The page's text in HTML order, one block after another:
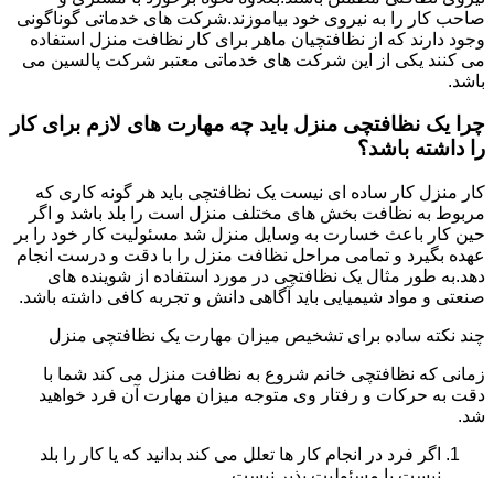
صاحب کار را به نیروی خود بیاموزند.شرکت های خدماتی گوناگونی
وجود دارند که از نظافتچیان ماهر برای کار نظافت منزل استفاده
می کنند یکی از این شرکت های خدماتی معتبر شرکت پالسین می
باشد.
چرا یک نظافتچی منزل باید چه مهارت های لازم برای کار
را داشته باشد؟
کار منزل کار ساده ای نیست یک نظافتچی باید هر گونه کاری که
مربوط به نظافت بخش های مختلف منزل است را بلد باشد و اگر
حین کار باعث خسارت به وسایل منزل شد مسئولیت کار خود را بر
عهده بگیرد و تمامی مراحل نظافت منزل را با دقت و درست انجام
دهد.به طور مثال یک نظافتچی در مورد استفاده از شوینده های
صنعتی و مواد شیمیایی باید آگاهی دانش و تجربه کافی داشته باشد.
چند نکته ساده برای تشخیص میزان مهارت یک نظافتچی منزل
زمانی که نظافتچی خانم شروع به نظافت منزل می کند شما با
دقت به حرکات و رفتار وی متوجه میزان مهارت آن فرد خواهید
شد.
اگر فرد در انجام کار ها تعلل می کند بدانید که یا کار را بلد